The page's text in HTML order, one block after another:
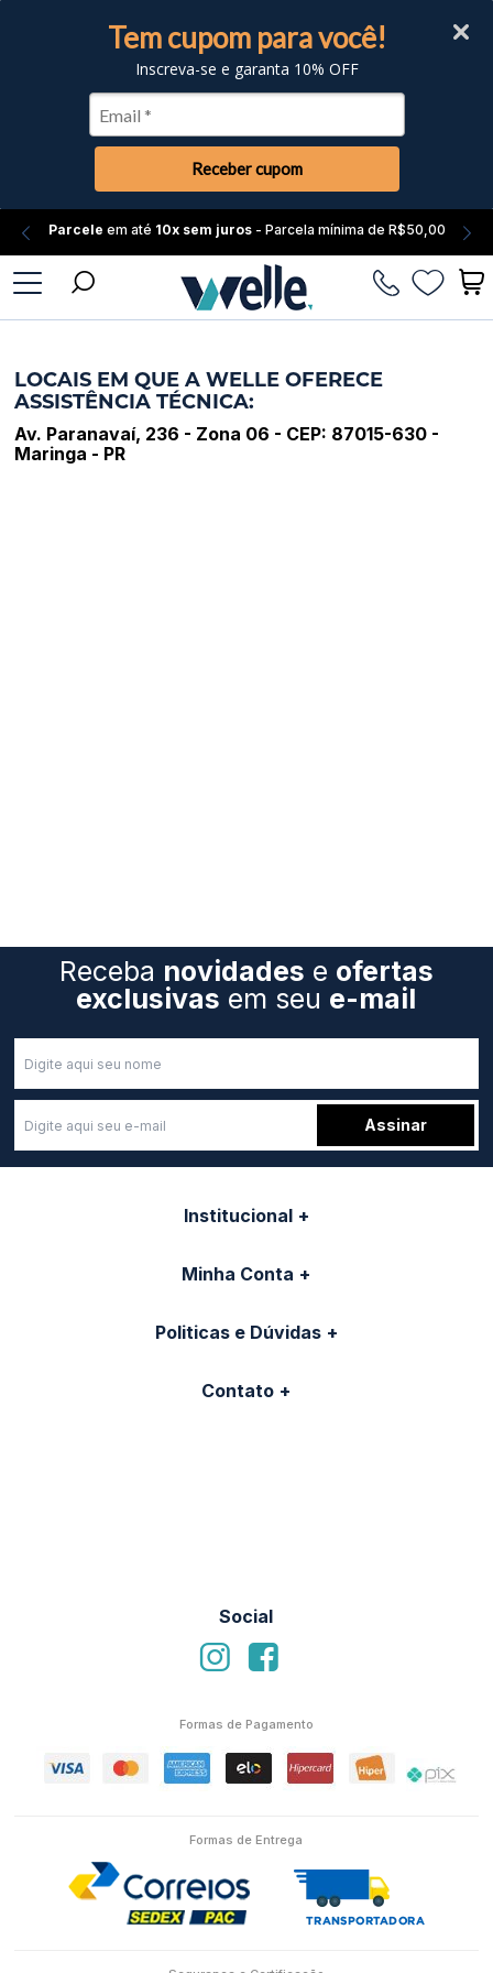
Tem cupom para você!
Inscreva-se e garanta 10% OFF
Receber cupom
Parcele em até 10x sem juros- Parcela mínima de R$50,00
Fale
Sex.
das
8h
às
LOCAIS EM QUE A WELLE OFERECE
ASSISTÊNCIA TÉCNICA:
Av. Paranavaí, 236 - Zona 06 - CEP: 87015-630 -
Maringa - PR
Receba novidades e ofertas
exclusivas em seu e-mail
Assinar
Institucional
Minha Conta
Politicas e Dúvidas
Contato
Social
Formas de Pagamento
Formas de Entrega